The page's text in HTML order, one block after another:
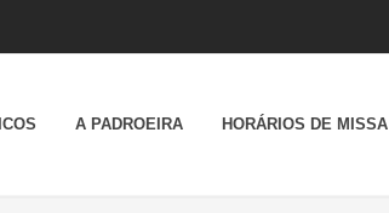
A PADROEIRA HORÁRIOS DE MISSA